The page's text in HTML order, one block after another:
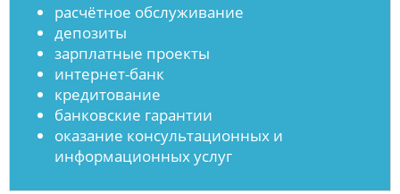
расчётное обслуживание
депозиты
зарплатные проекты
интернет-банк
кредитование
банковские гарантии
оказание консультационных и
информационных услуг